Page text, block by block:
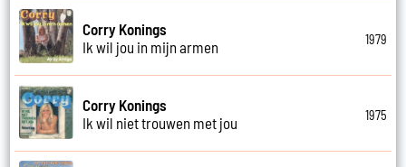
Corry Konings
Ik wil jou in mijn armen
1979
Corry Konings
Ik wil niet trouwen met jou
1975